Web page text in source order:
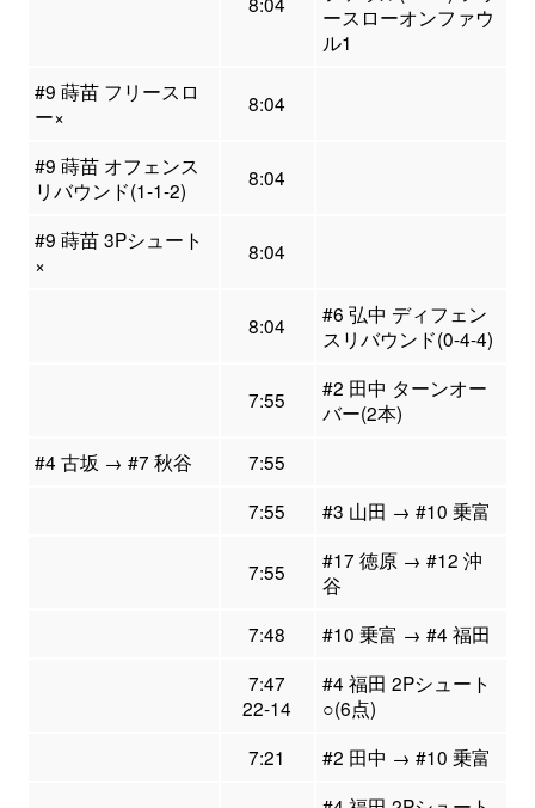
ースローオンファウ
ル1
#9 蒔苗 フリースロ
ー×
8:04
#9 蒔苗 オフェンス
リバウンド(1-1-2)
8:04
#9 蒔苗 3Pシュート
×
8:04
8:04
#6 弘中 ディフェン
スリバウンド(0-4-4)
7:55
#2 田中 ターンオー
バー(2本)
#4 古坂 → #7 秋谷
7:55
7:55
#3 山田 → #10 乗富
7:55
#17 徳原 → #12 沖
谷
7:48
#10 乗富 → #4 福田
7:47
22-14
#4 福田 2Pシュート
○(6点)
7:21
#2 田中 → #10 乗富